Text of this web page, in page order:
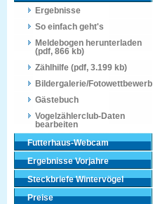
Ergebnisse
So einfach geht's
Meldebogen herunterladen
(pdf, 866 kb)
Zählhilfe (pdf, 3.199 kb)
Bildergalerie/Fotowettbewerb
Gästebuch
Vogelzählerclub-Daten
bearbeiten
Futterhaus-Webcam
Ergebnisse Vorjahre
Steckbriefe Wintervögel
Preise